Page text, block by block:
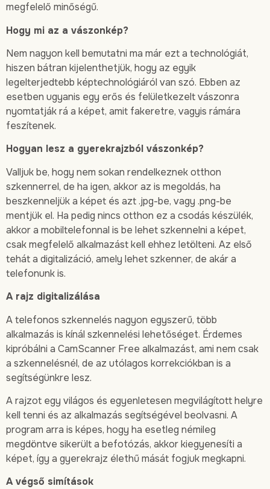
megfelelő minőségű.
Hogy mi az a vászonkép?
Nem nagyon kell bemutatni ma már ezt a technológiát,
hiszen bátran kijelenthetjük, hogy az egyik
legelterjedtebb képtechnológiáról van szó. Ebben az
esetben ugyanis egy erős és felületkezelt vászonra
nyomtatják rá a képet, amit fakeretre, vagyis rámára
feszítenek.
Hogyan lesz a gyerekrajzból vászonkép?
Valljuk be, hogy nem sokan rendelkeznek otthon
szkennerrel, de ha igen, akkor az is megoldás, ha
beszkenneljük a képet és azt .jpg-be, vagy .png-be
mentjük el. Ha pedig nincs otthon ez a csodás készülék,
akkor a mobiltelefonnal is be lehet szkennelni a képet,
csak megfelelő alkalmazást kell ehhez letölteni. Az első
tehát a digitalizáció, amely lehet szkenner, de akár a
telefonunk is.
A rajz digitalizálása
A telefonos szkennelés nagyon egyszerű, több
alkalmazás is kínál szkennelési lehetőséget. Érdemes
kipróbálni a CamScanner Free alkalmazást, ami nem csak
a szkennelésnél, de az utólagos korrekciókban is a
segítségünkre lesz.
A rajzot egy világos és egyenletesen megvilágított helyre
kell tenni és az alkalmazás segítségével beolvasni. A
program arra is képes, hogy ha esetleg némileg
megdöntve sikerült a befotózás, akkor kiegyenesíti a
képet, így a gyerekrajz élethű mását fogjuk megkapni.
A végső simítások